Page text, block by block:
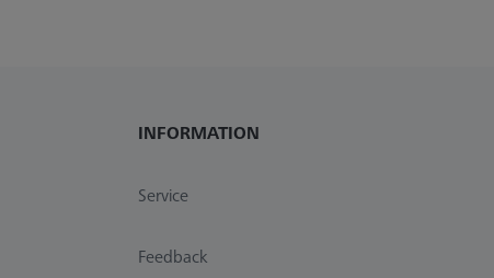
INFORMATION
Service
Feedback